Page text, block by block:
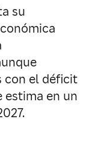
su
con el déficit
estima en un